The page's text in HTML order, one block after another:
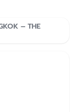
– THE